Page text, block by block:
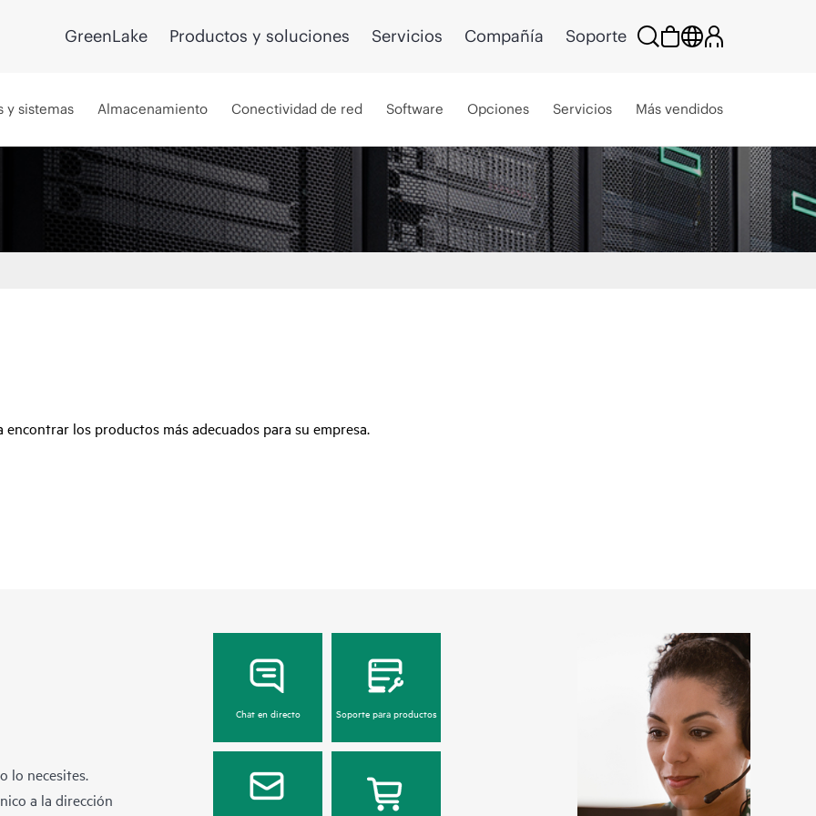
GreenLake Productos y soluciones Servicios Compañía Soporte
y sistemas Almacenamiento Conectividad de red Software Opciones Servicios Más vendidos
los productos más adecuados para su empresa.
lo necesites.
a la dirección
Chat en directo Soporte para productos